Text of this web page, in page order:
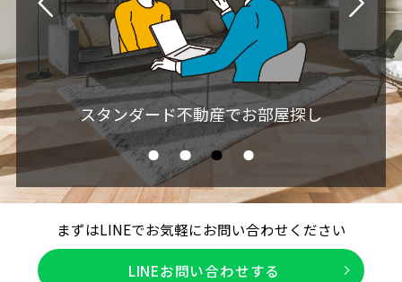
ご入居・お支払い開始
まずはLINEでお気軽にお問い合わせください
LINEお問い合わせする